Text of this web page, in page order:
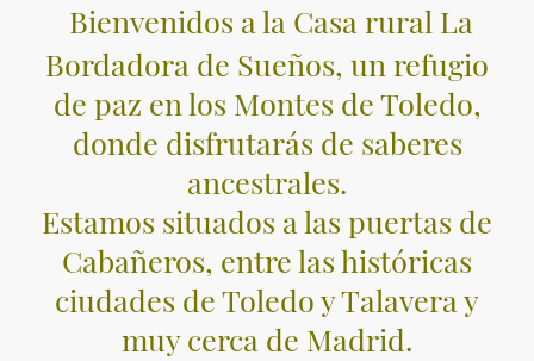
Bienvenidos a la Casa rural La
Bordadora de Sueños, un refugio
de paz en los Montes de Toledo,
donde disfrutarás de saberes
ancestrales.
Estamos situados a las puertas de
Cabañeros, entre las históricas
ciudades de Toledo y Talavera y
muy cerca de Madrid.